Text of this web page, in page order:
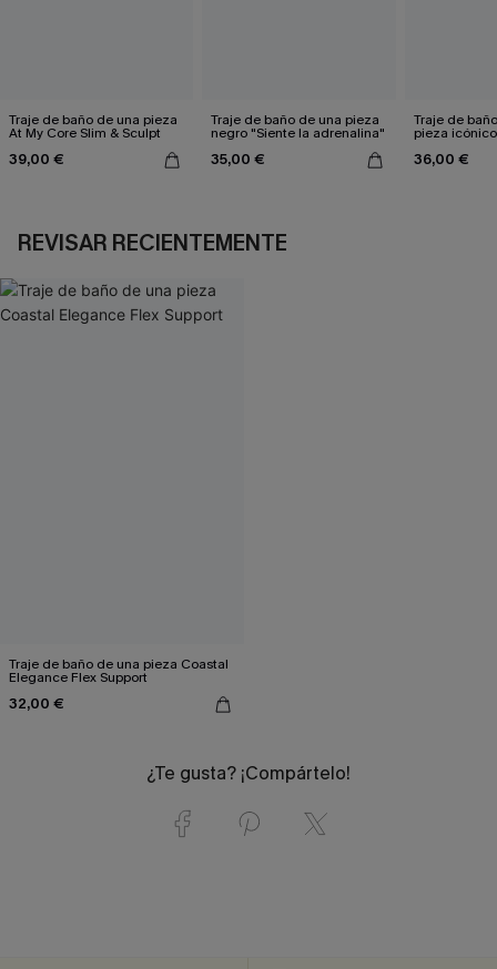
Traje de baño de una pieza
At My Core Slim & Sculpt
39,00 €
Traje de baño de una pieza
negro "Siente la adrenalina"
35,00 €
Traje de
pieza
36,00 €
REVISAR RECIENTEMENTE
Traje de baño de una pieza Coastal
Elegance Flex Support
32,00 €
¿Te gusta? ¡Compártelo!